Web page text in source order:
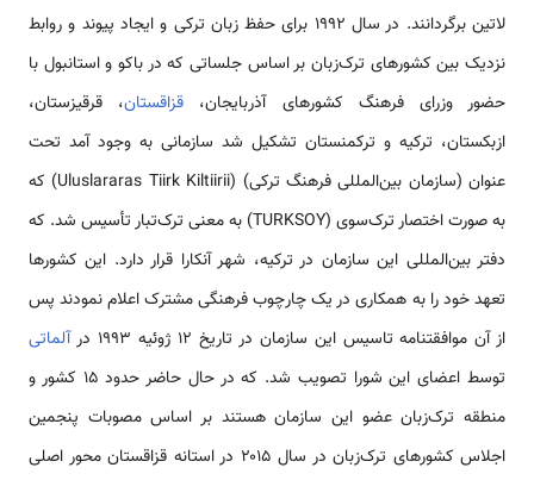
لاتین برگردانند. در سال ۱۹۹۲ برای حفظ زبان ترکی و ایجاد پیوند و روابط
نزدیک بین کشورهای ترک‌زبان بر اساس جلساتی که در باکو و استانبول با
حضور وزرای فرهنگ کشورهای آذربایجان، قزاقستان، قرقیزستان،
ازبکستان، ترکیه و ترکمنستان تشکیل شد سازمانی به وجود آمد تحت
عنوان (سازمان بین‌المللی فرهنگ ترکی) (Uluslararas Tiirk Kiltiirii) که
به صورت اختصار ترک‌سوی (TURKSOY) به معنی ترک‌تبار تأسیس شد. که
دفتر بین‌المللی این سازمان در ترکیه، شهر آنکارا قرار دارد. این کشورها
تعهد خود را به همکاری در یک چارچوب فرهنگی مشترک اعلام نمودند پس
از آن موافقتنامه تاسیس این سازمان در تاریخ ۱۲ ژوئیه ۱۹۹۳ در
آلماتی
توسط اعضای این شورا تصویب شد. که در حال حاضر حدود ۱۵ کشور و
منطقه ترک‌زبان عضو این سازمان هستند بر اساس مصوبات پنجمین
اجلاس کشورهای ترک‌زبان در سال ۲۰۱۵ در استانه قزاقستان محور اصلی